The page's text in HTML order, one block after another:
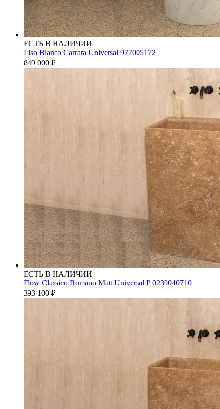
ЕСТЬ В НАЛИЧИИ
Liso Bianco Carrara Universal 977005172
849 000 ₽
ЕСТЬ В НАЛИЧИИ
Flow Classico Romano Matt Universal P 0230040710
393 100 ₽